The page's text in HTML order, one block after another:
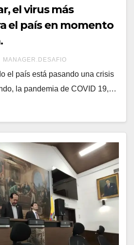
el virus más
el país en momento
MANAGER.DESAFIO
el país está pasando una crisis
la pandemia de COVID 19,…